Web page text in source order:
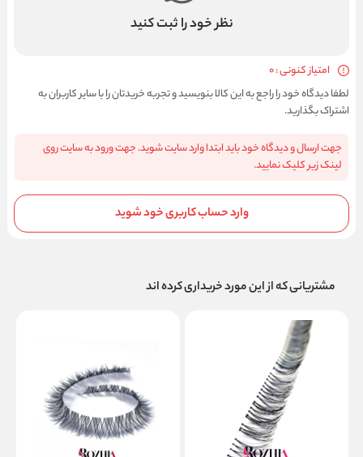
نظر خود را ثبت کنید
امتیاز کنونی : 0
لطفا دیدگاه خود را راجع به این کالا بنویسید و تجربه خریدتان را با سایر کاربران به
اشتراک بگذارید.
جهت ارسال و دیدگاه خود باید ابتدا وارد سایت شوید. جهت ورود به سایت روی
لینک زیر کلیک نمایید.
وارد حساب کاربری خود شوید
مشتریانی که از این مورد خریداری کرده اند